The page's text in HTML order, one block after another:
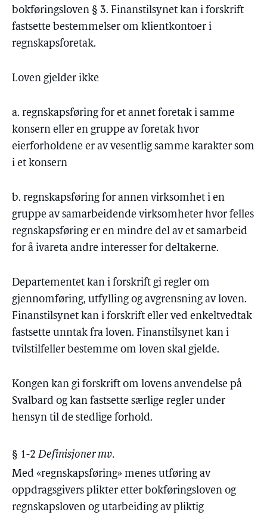
bokføringsloven § 3. Finanstilsynet kan i forskrift
fastsette bestemmelser om klientkontoer i
regnskapsforetak.
Loven gjelder ikke
a. regnskapsføring for et annet foretak i samme
konsern eller en gruppe av foretak hvor
eierforholdene er av vesentlig samme karakter som
i et konsern
b. regnskapsføring for annen virksomhet i en
gruppe av samarbeidende virksomheter hvor felles
regnskapsføring er en mindre del av et samarbeid
for å ivareta andre interesser for deltakerne.
Departementet kan i forskrift gi regler om
gjennomføring, utfylling og avgrensning av loven.
Finanstilsynet kan i forskrift eller ved enkeltvedtak
fastsette unntak fra loven. Finanstilsynet kan i
tvilstilfeller bestemme om loven skal gjelde.
Kongen kan gi forskrift om lovens anvendelse på
Svalbard og kan fastsette særlige regler under
hensyn til de stedlige forhold.
§ 1-2 Definisjoner mv.
Med «regnskapsføring» menes utføring av
oppdragsgivers plikter etter bokføringsloven og
regnskapsloven og utarbeiding av pliktig